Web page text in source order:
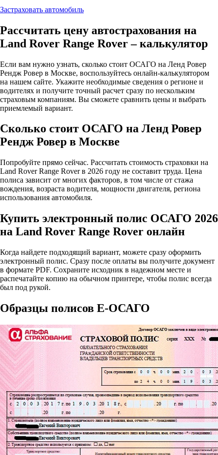
Застраховать автомобиль
Рассчитать цену автострахования на
Land Rover Range Rover – калькулятор
Если вам нужно узнать, сколько стоит ОСАГО на Ленд Ровер
Рендж Ровер в Москве, воспользуйтесь онлайн-калькулятором
на нашем сайте. Укажите необходимые сведения о регионе и
водителях и получите точный расчет сразу по нескольким
страховым компаниям. Вы сможете сравнить цены и выбрать
приемлемый вариант.
Сколько стоит ОСАГО на Ленд Ровер
Рендж Ровер в Москве
Попробуйте прямо сейчас. Рассчитать стоимость страховки на
Land Rover Range Rover в 2026 году не составит труда. Цена
полиса зависит от многих факторов, в том числе от стажа
вождения, возраста водителя, мощности двигателя, региона
использования автомобиля.
Купить электронный полис ОСАГО 2026
на Land Rover Range Rover онлайн
Когда найдете подходящий вариант, можете сразу оформить
электронный полис. Сразу после оплаты вы получите документ
в формате PDF. Сохраните исходник в надежном месте и
распечатайте копию на обычном принтере, чтобы полис всегда
был под рукой.
Образцы полисов E-ОСАГО